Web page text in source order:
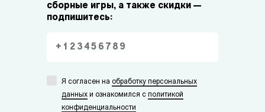
сборные игры, а также скидки —
подпишитесь:
Я согласен на обработку персональных
данных и ознакомился с политикой
конфиденциальности